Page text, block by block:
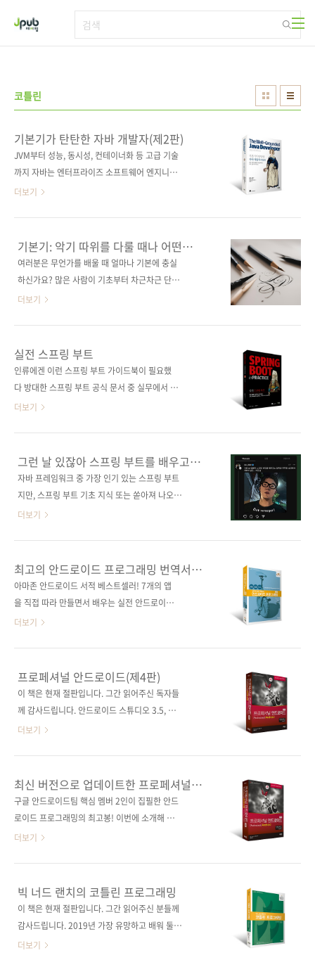
코틀린
기본기가 탄탄한 자바 개발자(제2판)
JVM부터 성능, 동시성, 컨테이너화 등 고급 기술
까지 자바는 엔터프라이즈 소프트웨어 엔지니어
링의 핵심이다. 훌륭한 자바 개발자가 되기 위해
지 살펴보며, 특히 자바 11 및 17에 추가된 새로
운 기능을 설명한다. 자바 모듈 및 동시성 모델,
클래스 로딩과 같은 강력한 기능부터 성능 최적
트 중심 개발과 컨테이너 기반 배포와 같은 필수
최신 기술까지 알아본다. 코틀린 및 클로저 등 다
레이드하고 탄탄한 기반을 다질 수 있도록 도와
준다. 도서구매 사이트(가나다순) [교보문고]
[도서11번가] [알라딘] [예스이십사] ..
더보기
기본기: 악기 따위를 다룰 때나 어떤
운동을 할 때 가장 기초가 되는 기술
여러분은 무언가를 배울 때 얼마나 기본에 충실
하신가요? 많은 사람이 기초부터 차근차근 단계
를 밟아가기보다는 바로 전문가의 길로 들어서
이제 막 붓을 쥐었으면서, 방송에 쓰이는 제 글씨
를 상상하면서 말이죠. 하지만 취미로 배우던 그
때도 선생님은 기본이 가장 중요하다며 붓 쥐는
다. 하지만 본격적으로 글씨를 쓰고 그림을 그려
보니 왜 기본부터 배워야 하는지 알겠더군요. 이
바는 이미 많은 개발자에게 익숙한 언어입니다.
1995년 출시됐고, 30여 년 동안 사랑받았죠. 익
숙하면 초심을 잊기 쉽습니다. 22까지 출시된 자
바, 얼마나..
더보기
실전 스프링 부트
인류에겐 이런 스프링 부트 가이드북이 필요했
다 방대한 스프링 부트 공식 문서 중 실무에서 잘
쓰이는 팁을 찾기란 어렵다. 이 책은 초급에서 중
고급 개념까지 알려주며, 실무에서 겪는 문제의
해법까지 알차게 담았다. 코틀린, GraalVM 스프
링 네이티브 이미지, GraphQL, 해시코프 볼트,
발자에게도 큰 도움을 준다. 도서구매 사이트(가
나다순) [교보문고] [도서11번가] [알라딘] [예스
(가나다순) [교보문고] [구글북스] [리디북스]
[알라딘] [예스이십사] 출판사 제이펍 저작권사
Manning 원서명 Spring ..
더보기
그런 날 있잖아 스프링 부트를 배우고는
있지만 무작정 실전에서 써보고 싶은...
그런 날
자바 프레임워크 중 가장 인기 있는 스프링 부트
지만, 스프링 부트 기초 지식 또는 쏟아져 나오는
최신 기술에 대한 지식이 부족하다면 무작정 실
제가 포함된 책을 준비했습니다. 이 책은 스프링
부트의 기본 개념부터 다양한 기능을 효과적으
로 사용하는 고급 개념까지 알려주며, 코틀린,
해시코프 볼트, 다중 인증 같은 최신 기술도 함께
다루므로 이미 스프링 부트 애플리케이션 개발
다. 스프링 부트를 배우고자 하는 개발자나 스프
링 부트 지식을 재정비하려는 개발자 모두에게
가치 있는 책이란 말이죠! 이 책은 옮긴이 오명운
님이 ..
더보기
최고의 안드로이드 프로그래밍 번역서를
꿈꿉니다!
아마존 안드로이드 서적 베스트셀러! 7개의 앱
을 직접 따라 만들면서 배우는 실전 안드로이드
프로그래밍! 책 한 권의 과정을 다 마치면 어느새
네 번째 개정판이 나와 열심히 다듬어 여러분께
선보이게 되었습니다. 모바일 교육 분야에서 유
명한 미국의 빅 너드 랜치의 책을 저희 제이펍에
잠깐 살펴볼까요? 《빅 너드 랜치의 스위프트 프
로그래밍(제2판)》 《빅 너드 랜치의 코틀린 프
프로그래밍》 《실무에 바로 적용하는 안드로이
드 프로그래밍(제2판)》 이 중에서 오늘 소개할
책은 '안드로이드 프로그래밍'의 제4판입니다.
안드로이드 버..
더보기
프로페셔널 안드로이드(제4판)
이 책은 현재 절판입니다. 그간 읽어주신 독자들
께 감사드립니다. 안드로이드 스튜디오 3.5, 안
드로이드 SDK 10.0 등 최신 버전으로 돌아온 안
니스] [알라딘] [영풍문고] [예스이십사] [인터파
크] [쿠팡] ■ 전자책 구매 사이트(가나다순) [교
보문고] [구글북스] [리디북스] [알라딘] [예스이
원서명 Professional Android(4th edition)
(원서 ISBN: 9781118949528) 저자명 리토 마
년 11월 1일 페이지 1,112쪽 시리즈 I♥Mobile
37(제이펍의 모바일 시리즈 3..
더보기
최신 버전으로 업데이트한 프로페셔널
안드로이드(제4판)를 만나세요!
구글 안드로이드팀 핵심 멤버 2인이 집필한 안드
로이드 프로그래밍의 최고봉! 이번에 소개해 드
릴 책은 《프로페셔널 안드로이드(제4판)》입
로이드 2 애플리케이션 개발》, 그리고 3판은 건
너뛰고 9년 만에 소개해 드리는 프로페셔널 안드
로이드 시리즈입니다. 사실 더 빨리 출간했으면
습니다. 이 자리를 통해 그동안 고생해 주신 많은
더보기
빅 너드 랜치의 코틀린 프로그래밍
이 책은 현재 절판입니다. 그간 읽어주신 분들께
감사드립니다. 2019년 가장 유망하고 배워 둘
가치가 있는 프로그래밍 언어 중 하나로 선정된
더보기